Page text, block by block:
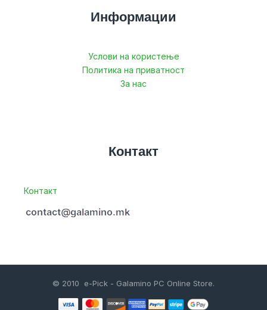
Информации
Услови на користење
Политика на приватност
За нас
Контакт
Контакт
© 2010 e-Pick - Galamino PC Online Store.